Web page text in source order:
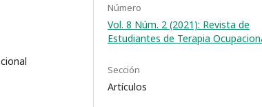
Número
Vol. 8 Núm. 2 (2021): Revista de
Estudiantes de Terapia
Sección
Artículos